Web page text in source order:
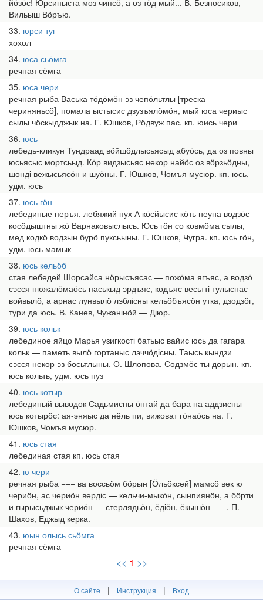
йӧзӧс! Юрсипыста моз чипсӧ, а оз тӧд мый... В. Безносиков,
Вильыш Вӧръю.
33 юрси туг
хохол
34 юса сьӧмга
речная сёмга
35 юса чери
речная рыба Васька тӧдӧмӧн эз чепӧльтлы [треска
чериняньсӧ], помала ыстысис дзузъялӧмӧн, мый юса чериыс
сылы чӧскыдджык на. Г. Юшков, Рӧдвуж пас. кп. юись чери
36 юсь
лебедь-кликун Тундраад вӧйшӧдлысьясыд абуӧсь, да оз повны
юсьясыс мортсьыд. Кӧр видзысьяс некор найӧс оз вӧрзьӧдны,
шонді вежысьясӧн и шуӧны. Г. Юшков, Чомъя мусюр. кп. юсь,
удм. юсь
37 юсь гӧн
лебединые перъя, лебяжий пух А кӧсйысис кӧть неуна водзӧс
косӧдыштны жӧ Варнаковыслысь. Юсь гӧн со ковмӧма сылы,
мед кодкӧ водзын бурӧ пуксьыны. Г. Юшков, Чугра. кп. юсь гӧн,
удм. юсь мамык
38 юсь кельӧб
стая лебедей Шорсайса нӧрысъясас — пожӧма ягъяс, а водзӧ
сэсся нюжалӧмаӧсь паськыд эрдъяс, кодъяс весьтті тулыснас
войвылӧ, а арнас лунвылӧ лэблісны кельӧбъясӧн утка, дзодзӧг,
тури да юсь. В. Канев, Чужанінӧй — Діюр.
39 юсь кольк
лебединое яйцо Марья узигкості батьыс вайис юсь да гагара
кольк — паметь вылӧ гортаныс лэччӧдісны. Таысь кындзи
сэсся некор эз босьтлыны. О. Шлопова, Содзмӧс ты дорын. кп.
юсь кольть, удм. юсь пуз
40 юсь котыр
лебединый выводок Садьмисны ӧнтай да бара на аддзисны
юсь котырӧс: ая-эняыс да нёль пи, вижоват гӧнаӧсь на. Г.
Юшков, Чомъя мусюр.
41 юсь стая
лебединая стая кп. юсь стая
42 ю чери
речная рыба −−− ва воссьӧм бӧрын [Ӧльӧксей] мамсӧ век ю
чериӧн, ас чериӧн вердіс — кельчи-мыкӧн, сынпиянӧн, а бӧрти
и гырысьджык чериӧн — стерлядьӧн, ёдіӧн, ёкышӧн −−−. П.
Шахов, Еджыд керка.
43 юын олысь сьӧмга
речная сёмга
<< 1 >>
О сайте | Инструкция | Вход